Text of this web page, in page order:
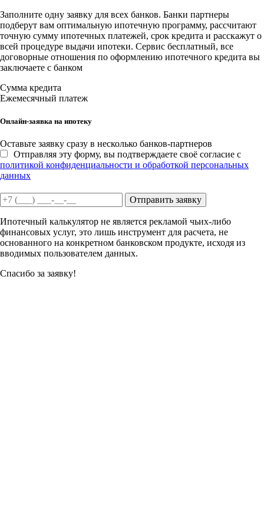
Заполните одну заявку для всех банков. Банки партнеры
подберут вам оптимальную ипотечную программу, рассчитают
точную сумму ипотечных платежей, срок кредита и расскажут о
всей процедуре выдачи ипотеки. Сервис бесплатный, все
договорные отношения по оформлению ипотечного кредита вы
заключаете с банком
Сумма кредита
Ежемесячный платеж
Онлайн-заявка на ипотеку
Оставьте заявку сразу в несколько банков-партнеров
Отправляя эту форму, вы подтверждаете своё согласие с
политикой конфиденциальности и обработкой персональных
данных
Отправить заявку
Ипотечный калькулятор не является рекламой чьих-либо
финансовых услуг, это лишь инструмент для расчета, не
основанного на конкретном банковском продукте, исходя из
вводимых пользователем данных.
Спасибо за заявку!